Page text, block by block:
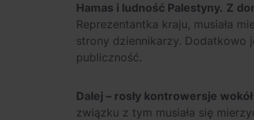
Hamas i ludność Palestyny. Z
Reprezentantka kraju, musiała
strony dziennikarzy. Dodatkowo
publiczność.
Dalej – rosły kontrowersje
związku z tym musiała się